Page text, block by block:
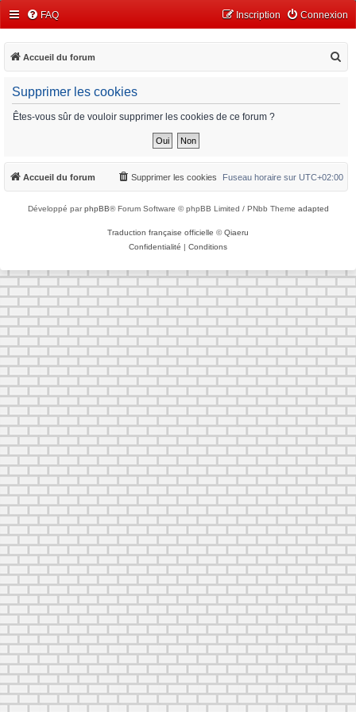
FAQ Connexion
Inscription
Accueil du forum
h
Supprimer les cookies
Êtes-vous sûr de vouloir supprimer les cookies de ce forum ?
Accueil du forum Fuseau horaire sur UTC+02:00
Supprimer les cookies
Développé parphpBB® Forum Software © phpBB Limited / PNbb Theme adapted
Traduction française officielle ©Qiaeru
Confidentialité | Conditions